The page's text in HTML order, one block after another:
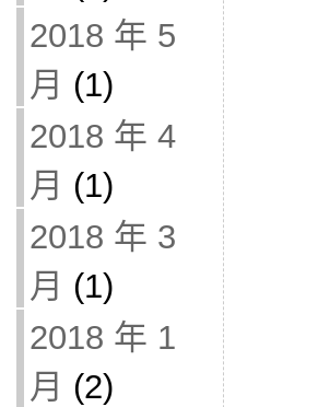
2018 年 5
月 (1)
2018 年 4
月 (1)
2018 年 3
月 (1)
2018 年 1
月 (2)